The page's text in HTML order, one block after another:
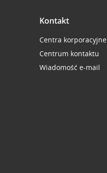
Kontakt
Centra korporacyjne
Centrum kontaktu
Wiadomość e-mail